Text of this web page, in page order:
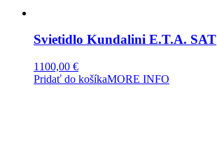
Svietidlo Kundalini E.T.A. SAT
1100,00 €
Pridať do košíkaMORE INFO